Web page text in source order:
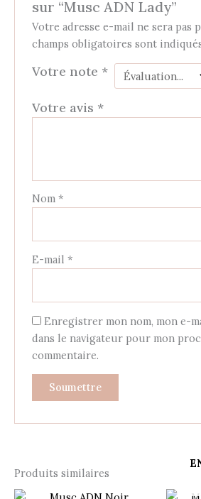
sur “Musc ADN Lady”
Votre adresse e-mail ne sera pas
champs obligatoires sont
Votre note *
Votre avis *
Nom*
E-mail*
Enregistrer mon nom, mon e-
dans le navigateur pour mon
commentaire.
Produits similaires